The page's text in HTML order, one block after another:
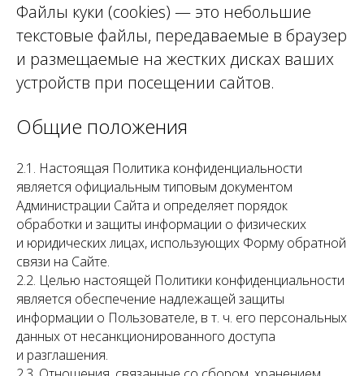
Файлы куки (cookies) — это небольшие
текстовые файлы, передаваемые в браузер
и размещаемые на жестких дисках ваших
устройств при посещении сайтов.
Общие положения
2.1. Настоящая Политика конфиденциальности
является официальным типовым документом
Администрации Сайта и определяет порядок
обработки и защиты информации о физических
и юридических лицах, использующих Форму обратной
связи на Сайте.
2.2. Целью настоящей Политики конфиденциальности
является обеспечение надлежащей защиты
информации о Пользователе, в т. ч. его персональных
данных от несанкционированного доступа
и разглашения.